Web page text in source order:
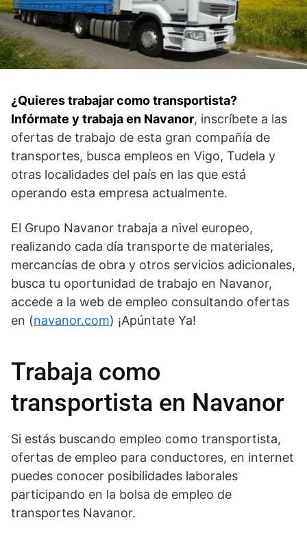
¿Quieres trabajar como transportista?
Infórmate y trabaja en Navanor, inscríbete a las
ofertas de trabajo de esta gran compañía de
transportes, busca empleos en Vigo, Tudela y
otras localidades del país en las que está
operando esta empresa actualmente.
El Grupo Navanor trabaja a nivel europeo,
realizando cada día transporte de materiales,
mercancías de obra y otros servicios adicionales,
busca tu oportunidad de trabajo en Navanor,
accede a la web de empleo consultando ofertas
en (navanor.com) ¡Apúntate Ya!
Trabaja como
transportista en Navanor
Si estás buscando empleo como transportista,
ofertas de empleo para conductores, en internet
puedes conocer posibilidades laborales
participando en la bolsa de empleo de
transportes Navanor.